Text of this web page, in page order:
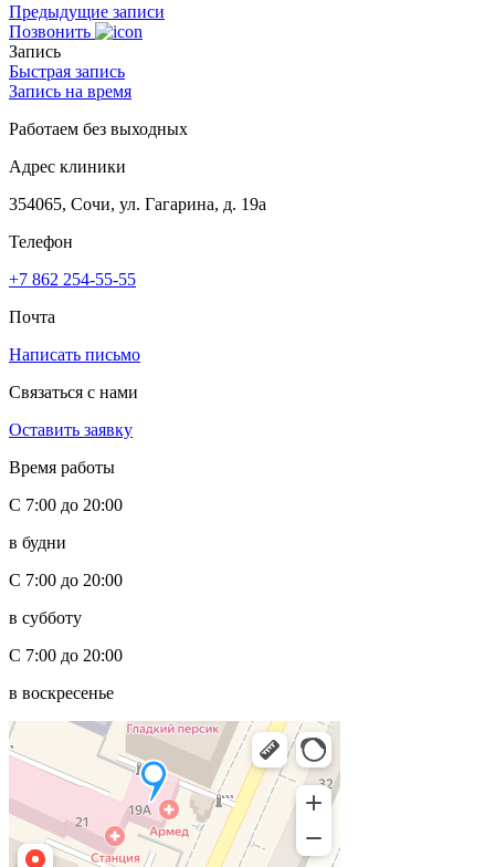
Предыдущие записи
Позвонить
Запись
Быстрая запись
Запись на время
Работаем без выходных
Адрес клиники
354065, Сочи, ул. Гагарина, д. 19а
Телефон
+7 862 254-55-55
Почта
Написать письмо
Связаться с нами
Оставить заявку
Время работы
С 7:00 до 20:00
в будни
С 7:00 до 20:00
в субботу
С 7:00 до 20:00
в воскресенье